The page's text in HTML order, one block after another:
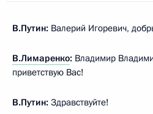
В.Путин: Валерий Игоревич,
В.Лимаренко: Владимир
приветствую Вас!
В.Путин: Здравствуйте!